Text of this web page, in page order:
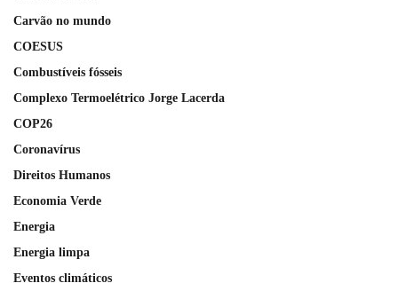
Carvão no mundo
COESUS
Combustíveis fósseis
Complexo Termoelétrico Jorge Lacerda
COP26
Coronavírus
Direitos Humanos
Economia Verde
Energia
Energia limpa
Eventos climáticos